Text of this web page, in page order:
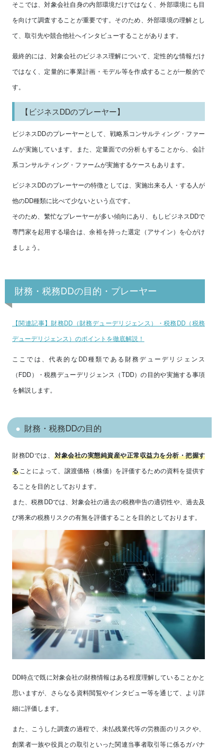
そこでは、対象会社自身の内部環境だけではなく、外部環境にも目
を向けて調査することが重要です。そのため、外部環境の理解とし
て、取引先や競合他社へインタビューすることがあります。
最終的には、対象会社のビジネス理解について、定性的な情報だけ
ではなく、定量的に事業計画・モデル等を作成することが一般的で
す。
【ビジネスDDのプレーヤー】
ビジネスDDのプレーヤーとして、戦略系コンサルティング・ファー
ムが実施しています。また、定量面での分析もすることから、会計
系コンサルティング・ファームが実施するケースもあります。
ビジネスDDのプレーヤーの特徴としては、実施出来る人・する人が
他のDD種類に比べて少ないという点です。
そのため、繁忙なプレーヤーが多い傾向にあり、もしビジネスDDで
専門家を起用する場合は、余裕を持った選定（アサイン）を心がけ
ましょう。
財務・税務DDの目的・プレーヤー
【関連記事】財務DD（財務デューデリジェンス）・税務DD（税務
デューデリジェンス）のポイントを徹底解説！
ここでは、代表的なDD種類である財務デューデリジェンス
（FDD）・税務デューデリジェンス（TDD）の目的や実施する事項
を解説します。
財務・税務DDの目的
財務DDでは、
対象会社の実態純資産や正常収益力を分析・把握す
ることによって、譲渡価格（株価）を評価するための資料を提供す
ることを目的としております。
また、税務DDでは、対象会社の過去の税務申告の適切性や、過去及
び将来の税務リスクの有無を評価することを目的としております。
DD時点で既に対象会社の財務情報はある程度理解していることかと
思いますが、さらなる資料閲覧やインタビュー等を通じて、より詳
細に評価します。
また、こうした調査の過程で、未払残業代等の労務面のリスクや、
創業者一族や役員との取引といった関連当事者取引等に係るガバナ